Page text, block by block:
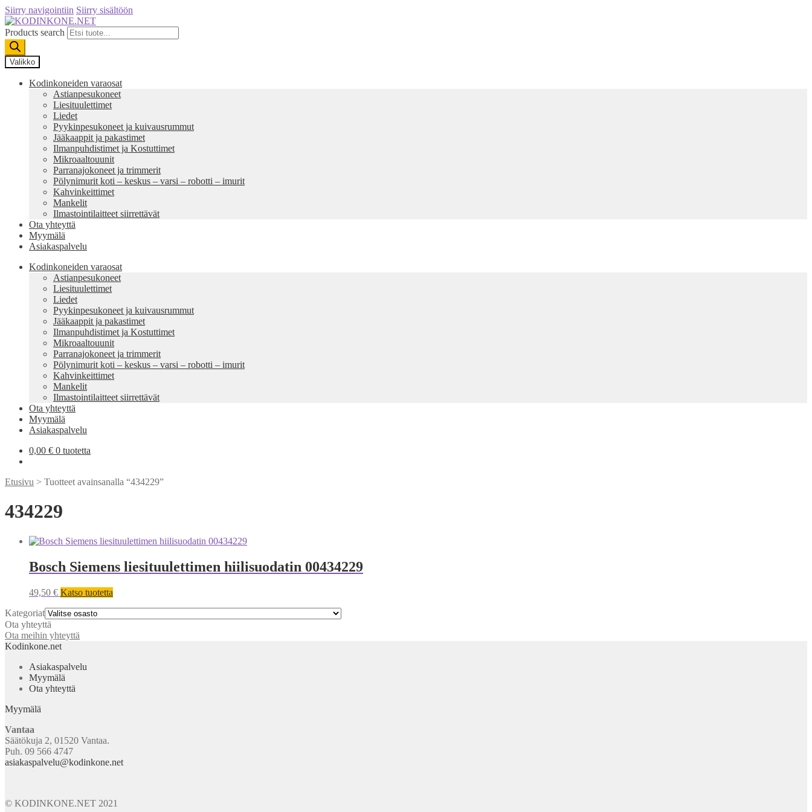
Siirry navigointiin Siirry sisältöön
Products search
Valikko
Kodinkoneiden varaosat
Astianpesukoneet
Liesituulettimet
Liedet
Pyykinpesukoneet ja kuivausrummut
Jääkaappit ja pakastimet
Ilmanpuhdistimet ja Kostuttimet
Mikroaaltouunit
Parranajokoneet ja trimmerit
Pölynimurit koti – keskus – varsi – robotti – imurit
Kahvinkeittimet
Mankelit
Ilmastointilaitteet siirrettävät
Ota yhteyttä
Myymälä
Asiakaspalvelu
Kodinkoneiden varaosat
Astianpesukoneet
Liesituulettimet
Liedet
Pyykinpesukoneet ja kuivausrummut
Jääkaappit ja pakastimet
Ilmanpuhdistimet ja Kostuttimet
Mikroaaltouunit
Parranajokoneet ja trimmerit
Pölynimurit koti – keskus – varsi – robotti – imurit
Kahvinkeittimet
Mankelit
Ilmastointilaitteet siirrettävät
Ota yhteyttä
Myymälä
Asiakaspalvelu
0,00 € 0 tuotetta
Etusivu > Tuotteet avainsanalla “434229”
434229
Bosch Siemens liesituulettimen hiilisuodatin 00434229
49,50 € Katso tuotetta
Kategoriat
Ota yhteyttä
Ota meihin yhteyttä
Kodinkone.net
Asiakaspalvelu
Myymälä
Ota yhteyttä
Myymälä
Vantaa
Säätökuja 2, 01520 Vantaa.
Puh. 09 566 4747
asiakaspalvelu@kodinkone.net
© KODINKONE.NET 2021